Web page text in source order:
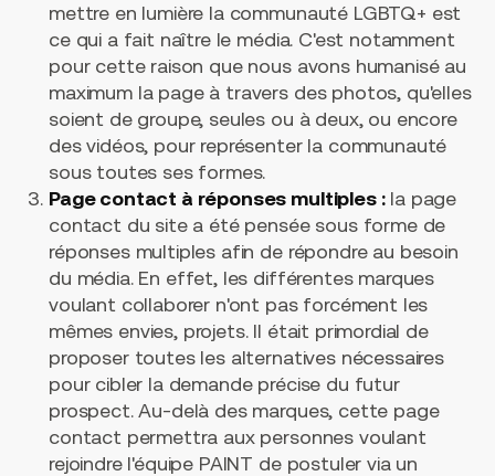
mettre en lumière la communauté LGBTQ+ est
ce qui a fait naître le média. C'est notamment
pour cette raison que nous avons humanisé au
maximum la page à travers des photos, qu'elles
soient de groupe, seules ou à deux, ou encore
des vidéos, pour représenter la communauté
sous toutes ses formes.
Page contact à réponses multiples :la page
contact du site a été pensée sous forme de
réponses multiples afin de répondre au besoin
du média. En effet, les différentes marques
voulant collaborer n'ont pas forcément les
mêmes envies, projets. Il était primordial de
proposer toutes les alternatives nécessaires
pour cibler la demande précise du futur
prospect. Au-delà des marques, cette page
contact permettra aux personnes voulant
rejoindre l'équipe PAINT de postuler via un